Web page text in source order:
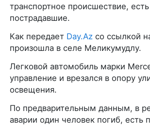
транспортное происшествие,
пострадавшие.
Как передает Day.Az со ссылкой
произошла в селе Меликумудлу.
Легковой автомобиль марки
управление и врезался в опору
освещения.
По предварительным данным, в
аварии один человек погиб, есть